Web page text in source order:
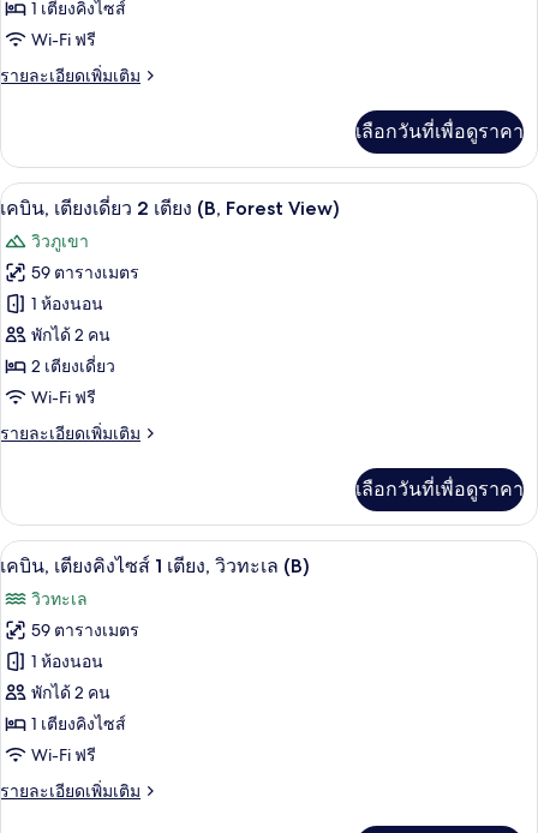
เตียง
คิง
ไซส์
เตียง
(B,
Forest
View)
1 เตียงคิงไซส์
Wi-Fi ฟรี
รายละเอียดเพิ่มเติม
ราย
เกี่ยว
กับ
เคบิน,
คิง
ไซส์
เตียง
(B,
Forest
View)
เลือกวันที่เพื่อดูราคา
เปิด
ภาพถ่าย
ทั้งหมด
ของ
เคบิน,
เตียง
เดี่ยว
2
Forest
View)
เครื่องนอนระดับพรีเมียม, ผ้านวมขนเ
6
เคบิน, เตียงเดี่ยว 2 เตียง (B, Forest View)
วิวภูเขา
59 ตารางเมตร
1 ห้องนอน
พักได้ 2 คน
2 เตียงเดี่ยว
Wi-Fi ฟรี
รายละเอียดเพิ่มเติม
ราย
เกี่ยว
กับ
เคบิน,
เดี่ยว
2
เตียง
(B,
Forest
View)
เลือกวันที่เพื่อดูราคา
เปิด
ภาพถ่าย
ทั้งหมด
ของ
เคบิน,
เตียง
คิง
ไซส์
เครื่องนอนระดับพรีเมียม, ผ้านวมขนเ
9
เคบิน, เตียงคิงไซส์ 1 เตียง, วิวทะเล (B)
วิวทะเล
59 ตารางเมตร
1 ห้องนอน
พักได้ 2 คน
1 เตียงคิงไซส์
Wi-Fi ฟรี
รายละเอียดเพิ่มเติม
ราย